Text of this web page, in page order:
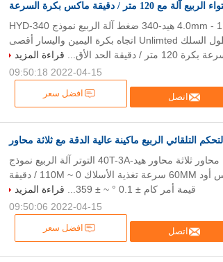
120 متر / دقيقة ماكس بكرة السرعة
اتصل افضل سعر
المحوسبة الربيع اللف ماكينة الربيع الصلب 1.0 - 4.0mm هيد-340 ضغط آلة الربيع نموذج HYD-340
قطر الدائرة 1.0-4.0mm الحد الأقصى لطول السلك Unlimted اتجاه بكرة اليمين واليسار أقصى
بكرة 120 متر / دقيقة الحد الأق...
قراءة المزيد
2022-04-15 09:50:18
التلقائي الربيع ماكينة عالية الدقة مع ثلاثة محاور
اتصل افضل سعر
آلة تشكيل الأسلاك و الربيع ماكينة مع ثلاثة محاور ثلاثة محاور هيد-40T-3A التوتر آلة الربيع نموذج
HYD-40T-3A قطر الدائرة 0.8 ~ 4.2mm ماكس أود 60MM سرعة تغذية الأسلاك 0 ~ 110M / دقيقة
قيمة أمر كام ± 0.1 ° ~ ± 359...
قراءة المزيد
2022-04-15 09:50:06